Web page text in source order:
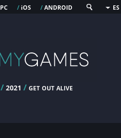
pc / ios /android ES
/ 2021 /get out alive